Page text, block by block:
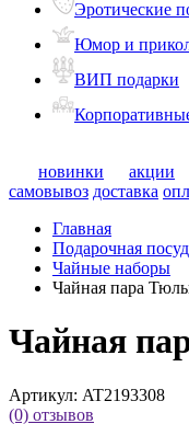
Эротические
Юмор и
ВИП подарки
новинки акции
самовывоз доставка
Главная
Подарочная
Чайные наборы
Чайная пара
Чайная
Артикул: AT2193308
(0) отзывов